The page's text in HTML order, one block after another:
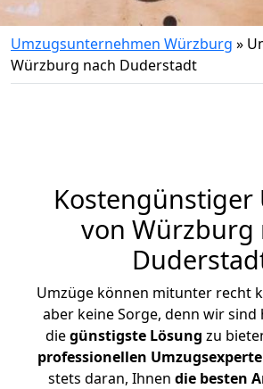
Umzugsunternehmen Würzburg »
Würzburg nach Duderstadt
Kostengünstiger
von Würzburg
Umzüge können mitunter recht
aber keine Sorge, denn wir sind
diegünstigste Lösung zu
professionellen
stets daran, Ihnen die besten